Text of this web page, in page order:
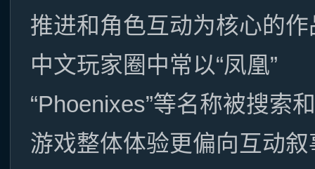
推进和角色互动为核心的
中文玩家圈中常以“凤凰”
“Phoenixes”等名称被搜索
游戏整体体验更偏向互动